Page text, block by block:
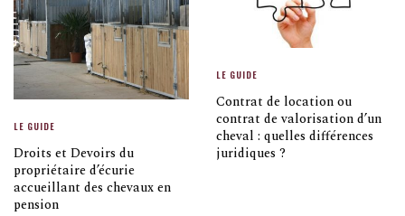
LE GUIDE
Droits et Devoirs du
propriétaire d’écurie
accueillant des chevaux en
pension
LE GUIDE
Contrat de location ou
contrat de valorisation d’un
cheval : quelles différences
juridiques ?